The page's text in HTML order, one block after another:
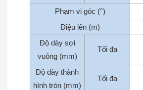
Phạm vi góc (°)
Điệu lên (m)
Độ dày sợi
vuông (mm)
Tối đa
Độ dày thành
hình tròn (mm)
Tối đa